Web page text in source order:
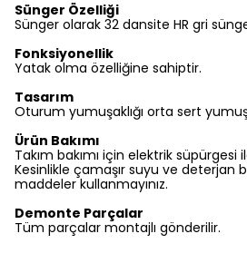
Sünger Özelliği
Sünger olarak 32 dansite HR gri
Fonksiyonellik
Yatak olma özelliğine sahiptir.
Tasarım
Oturum yumuşaklığı orta sert
Ürün Bakımı
Takım bakımı için elektrik süpürgesi
Kesinlikle çamaşır suyu ve deterjan
maddeler kullanmayınız.
Demonte Parçalar
Tüm parçalar montajlı gönderilir.